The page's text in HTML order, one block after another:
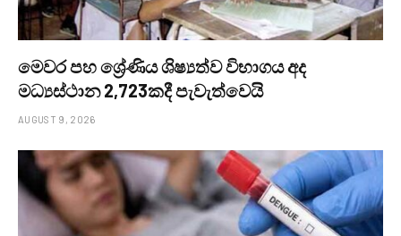
මෙවර පහ ශ්‍රේණිය ශිෂ්‍යත්ව විභාගය අද
මධ්‍යස්ථාන 2,723කදී පැවැත්වෙයි
AUGUST 9, 2026